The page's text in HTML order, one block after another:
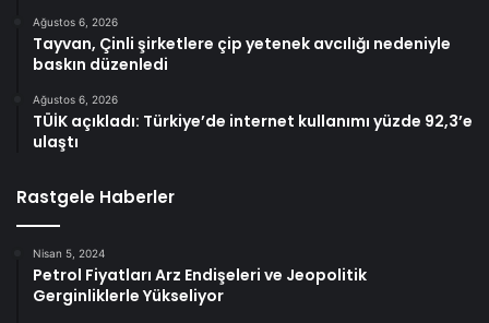
Ağustos 6, 2026
Tayvan, Çinli şirketlere çip yetenek avcılığı nedeniyle
baskın düzenledi
Ağustos 6, 2026
TÜİK açıkladı: Türkiye’de internet kullanımı yüzde 92,3’e
ulaştı
Rastgele Haberler
Nisan 5, 2024
Petrol Fiyatları Arz Endişeleri ve Jeopolitik
Gerginliklerle Yükseliyor